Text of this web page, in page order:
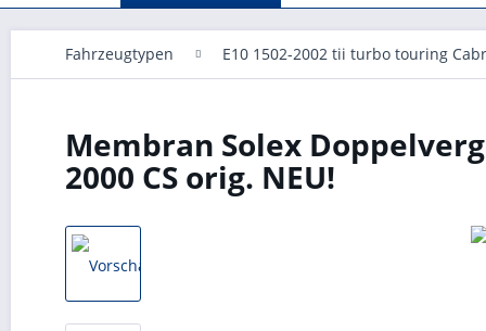
Fahrzeugtypen E10 1502-2002 tii turbo touring
Membran Solex
2000 CS orig. NEU!